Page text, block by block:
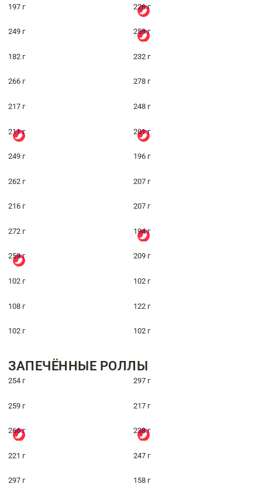
197 г 226 г
249 г 259 г
182 г 232 г
266 г 278 г
217 г 248 г
211 г 201 г
249 г 196 г
262 г 207 г
216 г 207 г
272 г 194 г
259 г 209 г
102 г 102 г
108 г 122 г
102 г 102 г
ЗАПЕЧЁННЫЕ РОЛЛЫ
254 г 297 г
259 г 217 г
266 г 238 г
221 г 247 г
297 г 158 г